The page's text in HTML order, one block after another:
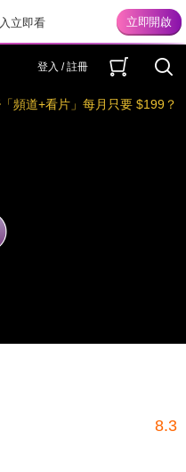
立即看
登入 / 註冊
「頻道+看片」每月只要 $199？
8.3